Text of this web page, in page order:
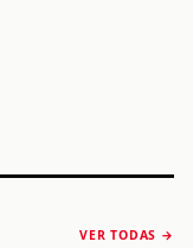
VER TODAS →
anuncia “Reality